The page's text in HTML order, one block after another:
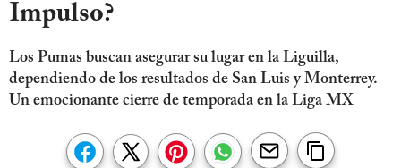
Impulso?
Los Pumas buscan asegurar su lugar en la Liguilla,
dependiendo de los resultados de San Luis y Monterrey.
Un emocionante cierre de temporada en la Liga MX